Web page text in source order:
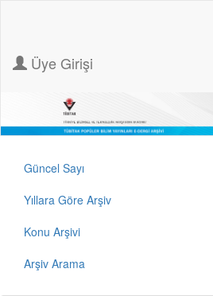
Üye Girişi
Güncel Sayı
Yıllara Göre Arşiv
Konu Arşivi
Arşiv Arama